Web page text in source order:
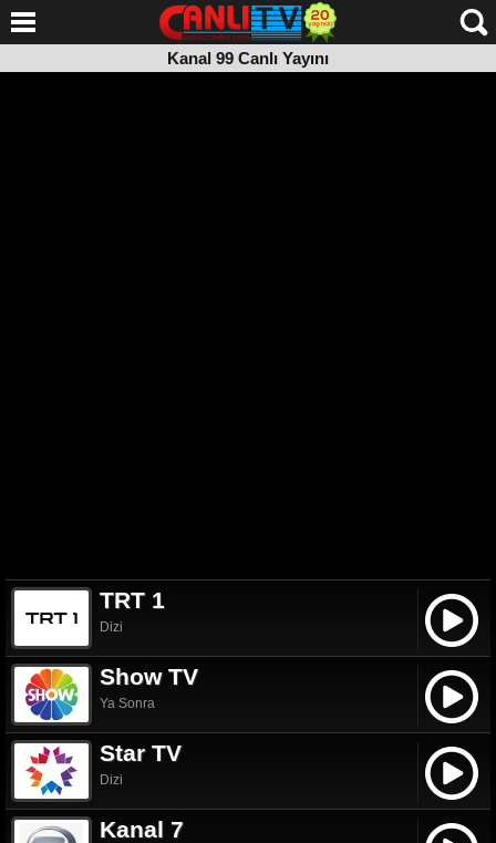
Kanal 99 Canlı Yayını
TRT 1
Dizi
Show TV
Ya Sonra
Star TV
Dizi
Kanal 7